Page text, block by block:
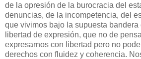
de la opresión de la burocracia del
denuncias, de la incompetencia, del
que vivimos bajo la supuesta
libertad de expresión, que no de
expresarnos con libertad pero no
derechos con fluidez y coherencia.